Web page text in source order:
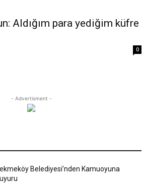
Aldığım para yediğim küfre
0
- Advertisment -
Belediyesi’nden Kamuoyuna